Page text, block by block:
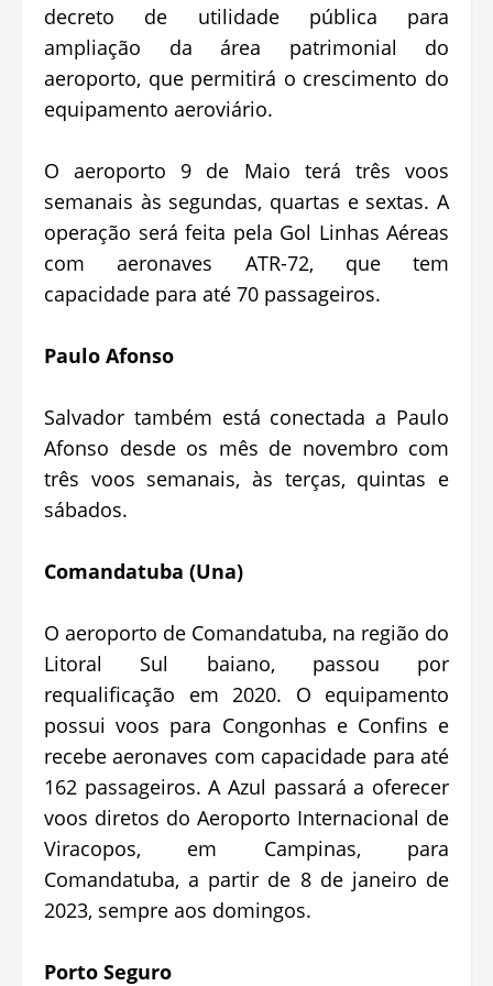
decreto de utilidade pública para
ampliação da área patrimonial do
aeroporto, que permitirá o crescimento do
equipamento aeroviário.
O aeroporto 9 de Maio terá três voos
semanais às segundas, quartas e sextas. A
operação será feita pela Gol Linhas Aéreas
com aeronaves ATR-72, que tem
capacidade para até 70 passageiros.
Paulo Afonso
Salvador também está conectada a Paulo
Afonso desde os mês de novembro com
três voos semanais, às terças, quintas e
sábados.
Comandatuba (Una)
O aeroporto de Comandatuba, na região do
Litoral Sul baiano, passou por
requalificação em 2020. O equipamento
possui voos para Congonhas e Confins e
recebe aeronaves com capacidade para até
162 passageiros. A Azul passará a oferecer
voos diretos do Aeroporto Internacional de
Viracopos, em Campinas, para
Comandatuba, a partir de 8 de janeiro de
2023, sempre aos domingos.
Porto Seguro